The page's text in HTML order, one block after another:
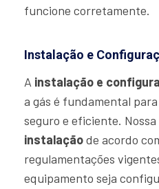
funcione corretamente.
Instalação e
A instalação e
a gás é fundamental
seguro e eficiente.
instalaçãode acordo
regulamentações
equipamento seja